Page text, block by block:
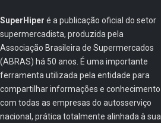
SuperHiper é a publicação oficial do setor
supermercadista, produzida pela
Associação Brasileira de Supermercados
(ABRAS) há 50 anos. É uma importante
ferramenta utilizada pela entidade para
compartilhar informações e conhecimento
com todas as empresas do autosserviço
nacional, prática totalmente alinhada à sua